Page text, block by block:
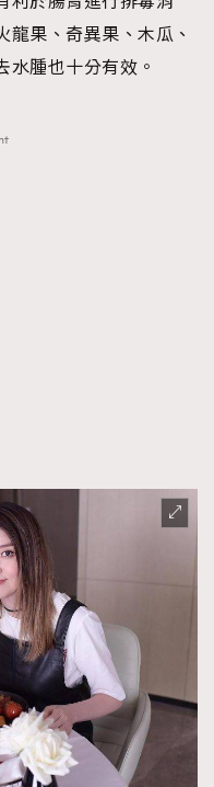
果、奇異果、木瓜、
水腫也十分有效。